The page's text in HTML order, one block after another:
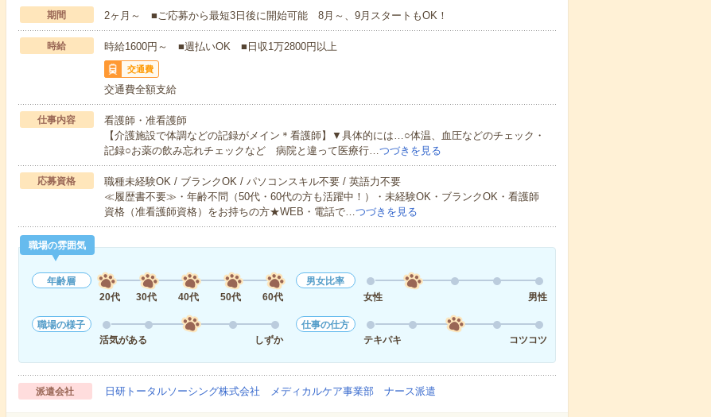
期間 2ヶ月～ ■ご応募から最短3日後に開始可能 8月～、9月スタートもOK！
時給 時給1600円～ ■週払いOK ■日収1万2800円以上
交通費
交通費全額支給
仕事内容
看護師・准看護師
【介護施設で体調などの記録がメイン＊看護師】▼具体的には…○体温、血圧などのチェック・
記録○お薬の飲み忘れチェックなど 病院と違って医療行…つづきを見る
応募資格
職種未経験OK / ブランクOK / パソコンスキル不要 / 英語力不要
≪履歴書不要≫・年齢不問（50代・60代の方も活躍中！）・未経験OK・ブランクOK・看護師
資格（准看護師資格）をお持ちの方★WEB・電話で…つづきを見る
職場の雰囲気
年齢層
20代
30代 40代 50代 60代
男女比率
女性
男性
職場の様子
活気がある
しずか
仕事の仕方
テキパキ
コツコツ
派遣会社 日研トータルソーシング株式会社 メディカルケア事業部 ナース派遣